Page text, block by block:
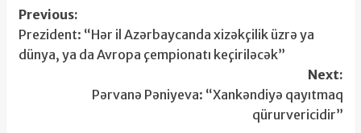
Post
navigation
Previous:
Prezident: “Hər il Azərbaycanda xizəkçilik üzrə ya
dünya, ya da Avropa çempionatı keçiriləcək”
Next:
Pərvanə Pəniyeva: “Xankəndiyə qayıtmaq
qürurvericidir”